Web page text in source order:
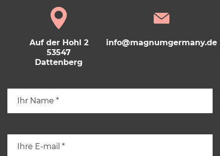
Auf der Hohl 2
53547
Dattenberg
info@magnumgermany.de